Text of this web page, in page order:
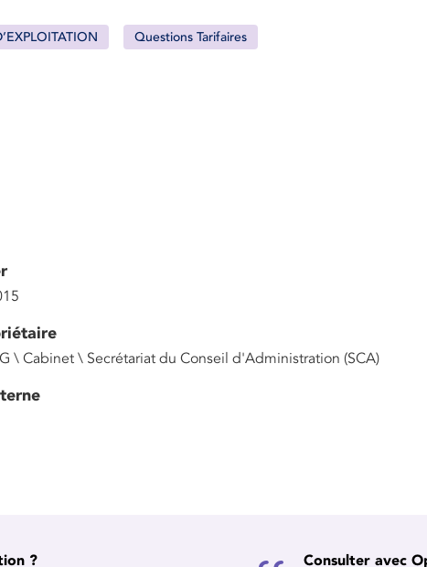
Questions Tarifaires
\ Cabinet \ Secrétariat du Conseil d'Administration (SCA)
? Consulter avec